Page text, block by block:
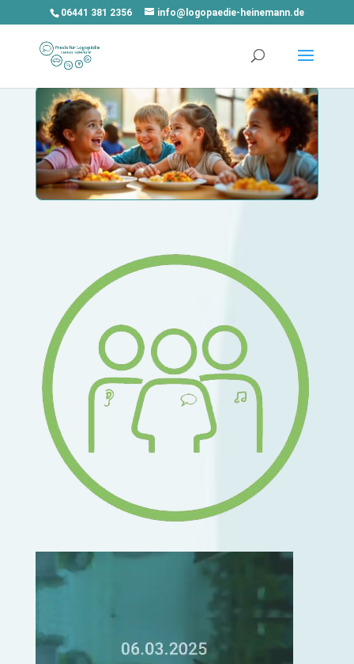
06441 381 2356 info@logopaedie-heinemann.de